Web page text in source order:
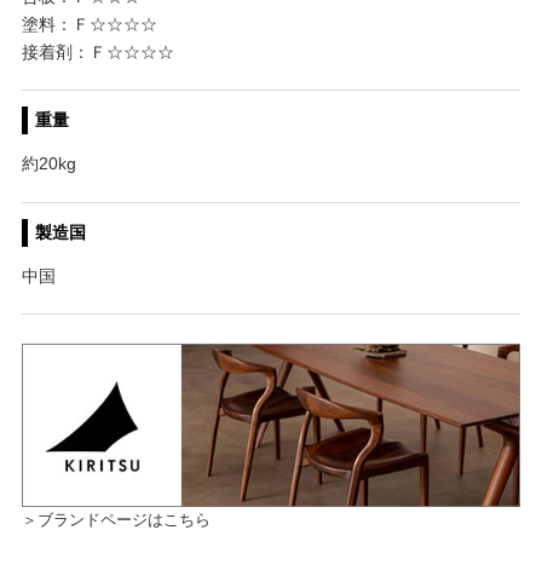
塗料：Ｆ☆☆☆☆
接着剤：Ｆ☆☆☆☆
重量
約20kg
製造国
中国
＞ブランドページはこちら